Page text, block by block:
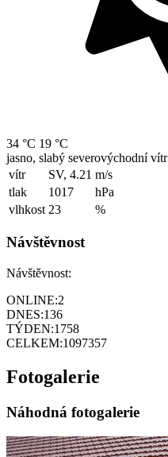
34 °C 19 °C
jasno, slabý severovýchodní vítr
vítr
SV, 4.21 m/s
tlak
1017
hPa
vlhkost 23 %
Návštěvnost
Návštěvnost:
ONLINE:2
DNES:136
TÝDEN:1758
CELKEM:1097357
Fotogalerie
Náhodná fotogalerie